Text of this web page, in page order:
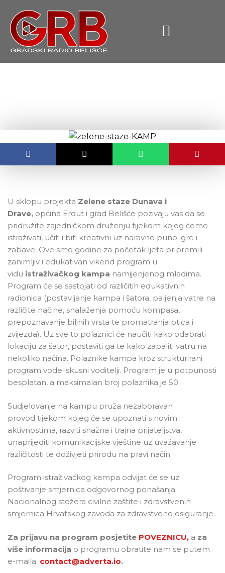
U sklopu projekta Zelene staze Dunava i
Drave, općina Erdut i grad Belišće pozivaju vas da se
pridružite zajedničkom druženju tijekom kojeg ćemo
istraživati, učiti i biti kreativni uz naravno puno igre i
zabave. Ove smo godine za početak ljeta pripremili
zanimljiv i edukativan vikend program u
vidu istraživačkog kampa namijenjenog mladima.
Program će se sastojati od različitih edukativnih
radionica (postavljanje kampa i šatora, paljenja vatre na
različite načine, snalaženja pomoću kompasa,
prepoznavanje biljnih vrsta te promatranja ptica i
zvijezda). Uz sve to polaznici će naučiti kako odabrati
lokaciju za šator, postaviti ga te kako zapaliti vatru na
nekoliko načina. Polaznike kampa kroz strukturirani
program vode iskusni voditelji. Program je u potpunosti
besplatan, a maksimalan broj polaznika je 50.
Sudjelovanje na kampu pruža nezaboravan
provod tijekom kojeg će se upoznati s novim
aktivnostima, razviti snažna i trajna prijateljstva,
unaprijediti komunikacijske vještine uz uvažavanje
različitosti te doživjeti prirodu na pravi način.
Program istraživačkog kampa odvijat će se uz
poštivanje smjernica odgovornog ponašanja
Nacionalnog stožera civilne zaštite i zdravstvenih
smjernica Hrvatskog zavoda za zdravstveno osiguranje.
Za prijavu na program posjetite POVEZNICU, a za
više informacija o programu obratite nam se putem
e-maila: contact@adverta.io.